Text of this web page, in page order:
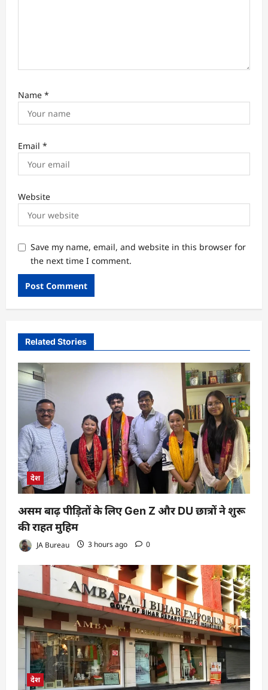
Name *
Email *
Website
Save my name, email, and website in this browser for
the next time I comment.
Related Stories
देश
असम बाढ़ पीड़ितों के लिए Gen Z और DU छात्रों ने शुरू
की राहत मुहिम
JA Bureau 3 hours ago 0
देश